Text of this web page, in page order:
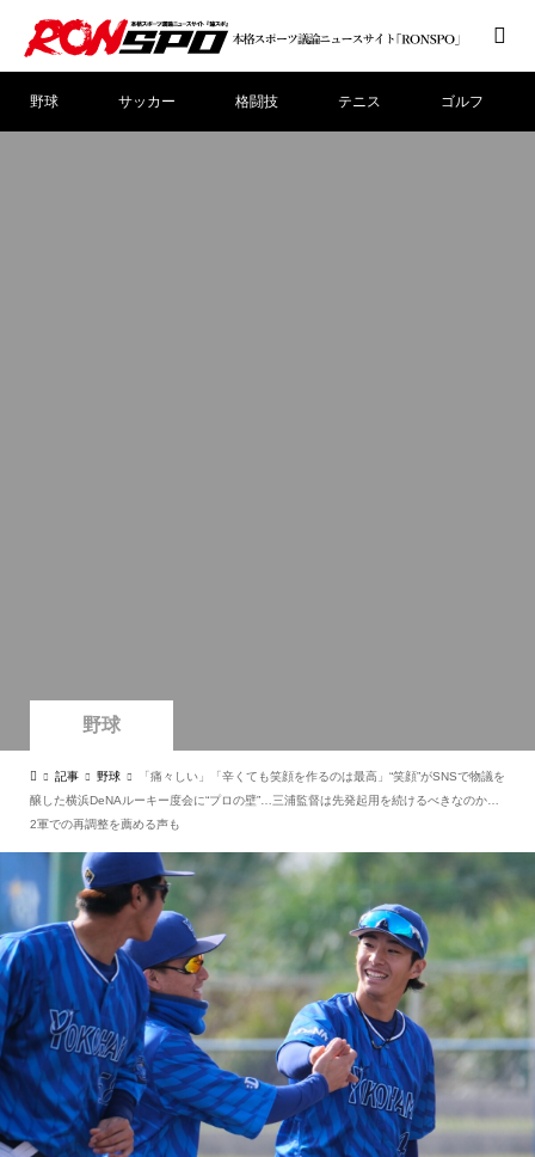
野球 サッカー 格闘技 テニス ゴルフ
野球
記事 野球
「痛々しい」「辛くても笑顔を作るのは最高」“笑顔”がSNSで物議を
醸した横浜DeNAルーキー度会に“プロの壁”…三浦監督は先発起用を続けるべきなのか…
2軍での再調整を薦める声も